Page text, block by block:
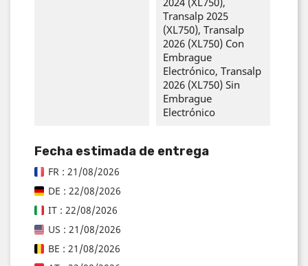
Transalp 2025
(XL750), Transalp
2026 (XL750) Con
Embrague
Electrónico, Transalp
2026 (XL750) Sin
Embrague
Electrónico
Fecha estimada de entrega
FR : 21/08/2026
DE : 22/08/2026
IT : 22/08/2026
US : 21/08/2026
BE : 21/08/2026